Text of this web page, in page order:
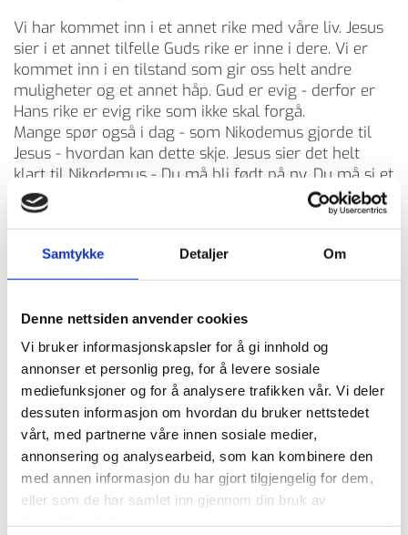
Samtykke Detaljer Om
Denne nettsiden anvender cookies
Vi bruker informasjonskapsler for å gi innhold og
annonser et personlig preg, for å levere sosiale
mediefunksjoner og for å analysere trafikken vår. Vi deler
dessuten informasjon om hvordan du bruker nettstedet
vårt, med partnerne våre innen sosiale medier,
annonsering og analysearbeid, som kan kombinere den
med annen informasjon du har gjort tilgjengelig for dem,
eller som de har samlet inn gjennom din bruk av
Vi har kommet inn i et annet rike med våre liv. Jesus
sier i et annet tilfelle Guds rike er inne i dere. Vi er
kommet inn i en tilstand som gir oss helt andre
muligheter og et annet håp. Gud er evig - derfor er
Hans rike er evig rike som ikke skal forgå.
Mange spør også i dag - som Nikodemus gjorde til
Jesus - hvordan kan dette skje. Jesus sier det helt
klart til Nikodemus - Du må bli født på ny. Du må si et
avgjort ja til Jesus - be om at Jesus og Den Hellige
ånd flytter inn i ditt indre. Når dette får gjøre sin
uten Jesus ikke for å regne for noe. Riktig nok er det
gleder og morro i denne verden - det er nesten så
skal bli.
Alle vet vi at livet her på jorden har en ende. Men hva
med evigheten? Dør jeg når jeg dør og det hele er
over - eller finnes det noe liv etter dette livet?
Bibelen gir oss klare svar. Det er snakk om en Himmel
å vinne og et Helvete og unnfly. Derfor må det være
noe etter dette livet som ikke tar slutt. Vi som leser
vår Bibel og vil tro på den, ser ganske fort hva som
ligger forran oss. Det er en evighet sammen med
Gud og Jesus som alle som vil han få oppleve og det